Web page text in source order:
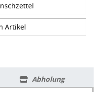
Artikel
Abholung